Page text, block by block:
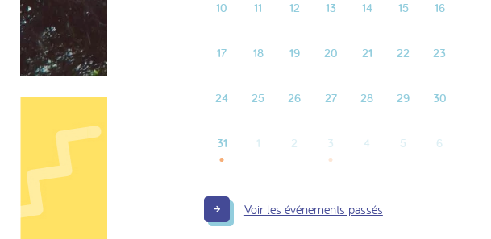
10 11 12 13 14 15 16
17 18 19 20 21 22 23
24 25 26 27 28 29 30
31 1 2 3 4 5 6
Voir les événements passés